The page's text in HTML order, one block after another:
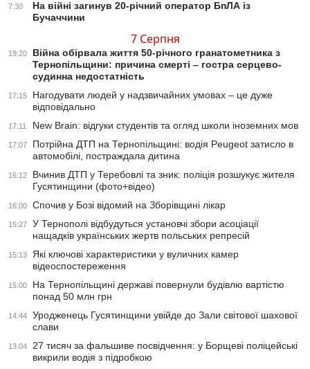
7:30
На війні загинув 20-річний оператор БпЛА із
Бучаччини
7 Серпня
19:20
Війна обірвала життя 50-річного гранатометника з
Тернопільщини: причина смерті – гостра серцево-
судинна недостатність
17:15
Нагодувати людей у надзвичайних умовах – це дуже
відповідально
17:11 New Brain: відгуки студентів та огляд школи іноземних мов
17:07
Потрійна ДТП на Тернопільщині: водія Peugeot затисло в
автомобілі, постраждала дитина
16:12
Вчинив ДТП у Теребовлі та зник: поліція розшукує жителя
Гусятинщини (фото+відео)
16:00 Спочив у Бозі відомий на Зборівщині лікар
15:27
У Тернополі відбудуться установчі збори асоціації
нащадків українських жертв польських репресій
15:13
Які ключові характеристики у вуличних камер
відеоспостереження
15:00
На Тернопільщині державі повернули будівлю вартістю
понад 50 млн грн
14:44
Уродженець Гусятинщини увійде до Зали світової шахової
слави
13:04
27 тисяч за фальшиве посвідчення: у Борщеві поліцейські
викрили водія з підробкою